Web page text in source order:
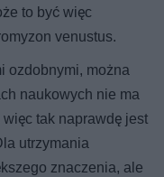
to być więc
venustus.
ozdobnymi, można
naukowych nie ma
tak naprawdę jest
utrzymania
znaczenia, ale